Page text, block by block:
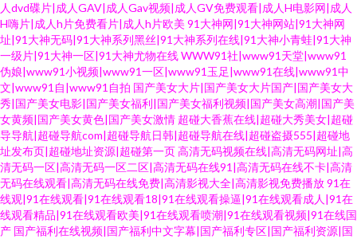
人dvd碟片|成人GAV|成人Gav视频|成人GV免费观看|成人H电影网|成人
H嗨片|成人h片免费看片|成人h片欧美 91大神网|91大神网站|91大神网
址|91大神无码|91大神系列黑丝|91大神系列在线|91大神小青蛙|91大神
一级片|91大神一区|91大神尤物在线WWW91社|www91天堂|www91
伪娘|www91小视频|www91一区|www91玉足|www91在线|www91中
文|www91自|www91自拍 国产美女大片|国产美女大片国产|国产美女大
秀|国产美女电影|国产美女福利|国产美女福利视频|国产美女高潮|国产美
女黄频|国产美女黄色|国产美女激情 超碰大香蕉在线|超碰大秀美女|超碰
导导航|超碰导航com|超碰导航日韩|超碰导航在线|超碰盗摄555|超碰地
址发布页|超碰地址资源|超碰第一页高清无码视频在线|高清无码网址|高
清无码一区|高清无码一区二区|高清无码在线91|高清无码在线不卡|高清
无码在线观看|高清无码在线免费|高清影视大全|高清影视免费播放91在
线观|91在线观看|91在线观看18|91在线观看操逼|91在线观看成人|91在
线观看精品|91在线观看欧美|91在线观看喷潮|91在线观看视频|91在线国
产 国产福利在线视频|国产福利中文字幕|国产福利专区|国产福利资源|国